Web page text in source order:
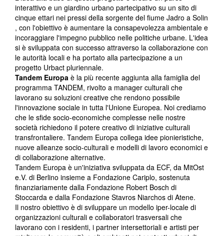
interattivo e un giardino urbano partecipativo su un sito di
cinque ettari nei pressi della sorgente del fiume Jadro a Solin
, con l'obiettivo è aumentare la consapevolezza ambientale e
incoraggiare l'impegno pubblico nelle politiche urbane. L'idea
si è sviluppata con successo attraverso la collaborazione con
le autorità locali e ha portato alla partecipazione a un
progetto Urbact pluriennale.
Tandem Europa è la più recente aggiunta alla famiglia del
programma TANDEM, rivolto a manager culturali che
lavorano su soluzioni creative che rendono possibile
l'innovazione sociale in tutta l'Unione Europea. Noi crediamo
che le sfide socio-economiche complesse nelle nostre
società richiedono il potere creativo di iniziative culturali
transfrontaliere. Tandem Europa collega idee pionieristiche,
nuove alleanze socio-culturali e modelli di lavoro economici e
di collaborazione alternative.
Tandem Europa è un'iniziativa sviluppata da ECF, da MitOst
e.V. di Berlino insieme a Fondazione Cariplo, sostenuta
finanziariamente dalla Fondazione Robert Bosch di
Stoccarda e dalla Fondazione Stavros Niarchos di Atene.
Il nostro obiettivo è di sviluppare un modello iper-locale di
organizzazioni culturali e collaboratori trasversali che
lavorano con i residenti, i partner intersettoriali e artisti per